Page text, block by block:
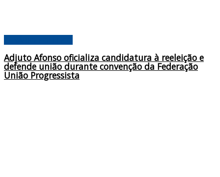
Adjuto Afonso oficializa candidatura à reeleição e
defende união durante convenção da Federação
União Progressista